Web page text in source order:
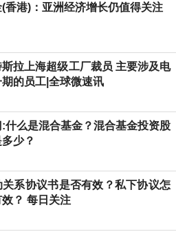
香港)：亚洲经济增长仍值得关注
拉上海超级工厂裁员 主要涉及电
的员工|全球微速讯
什么是混合基金？混合基金投资股
少？
关系协议书是否有效？私下协议怎
？ 每日关注